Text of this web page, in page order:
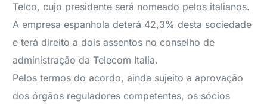
Telco, cujo presidente será nomeado pelos italianos.
A empresa espanhola deterá 42,3% desta sociedade
e terá direito a dois assentos no conselho de
administração da Telecom Italia.
Pelos termos do acordo, ainda sujeito a aprovação
dos órgãos reguladores competentes, os sócios